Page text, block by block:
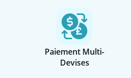
Paiement Multi-
Devises